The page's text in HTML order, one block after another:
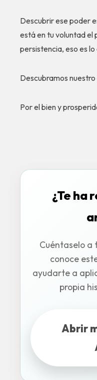
Descubrir ese poder
está en tu voluntad el
persistencia, eso es
Descubramos
Por el bien y
¿Te ha
Cuéntaselo a
conoce
ayudarte a
propia
Abrir